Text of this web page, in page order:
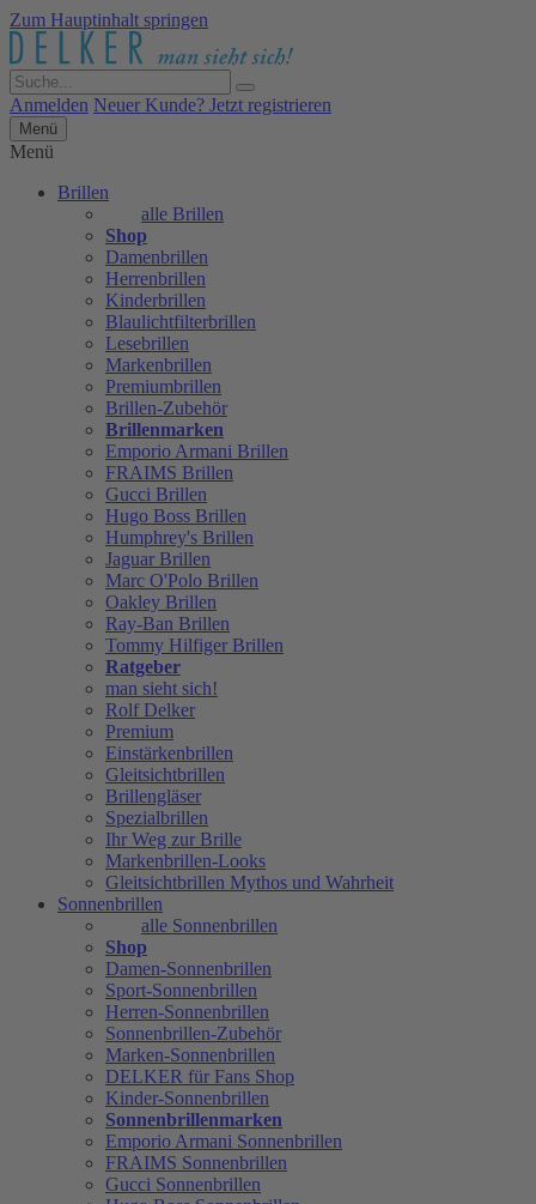
Zum Hauptinhalt springen
Anmelden Neuer Kunde? Jetzt registrieren
Menü
Menü
Brillen
alle Brillen
Shop
Damenbrillen
Herrenbrillen
Kinderbrillen
Blaulichtfilterbrillen
Lesebrillen
Markenbrillen
Premiumbrillen
Brillen-Zubehör
Brillenmarken
Emporio Armani Brillen
FRAIMS Brillen
Gucci Brillen
Hugo Boss Brillen
Humphrey's Brillen
Jaguar Brillen
Marc O'Polo Brillen
Oakley Brillen
Ray-Ban Brillen
Tommy Hilfiger Brillen
Ratgeber
man sieht sich!
Rolf Delker
Premium
Einstärkenbrillen
Gleitsichtbrillen
Brillengläser
Spezialbrillen
Ihr Weg zur Brille
Markenbrillen-Looks
Gleitsichtbrillen Mythos und Wahrheit
Sonnenbrillen
alle Sonnenbrillen
Shop
Damen-Sonnenbrillen
Sport-Sonnenbrillen
Herren-Sonnenbrillen
Sonnenbrillen-Zubehör
Marken-Sonnenbrillen
DELKER für Fans Shop
Kinder-Sonnenbrillen
Sonnenbrillenmarken
Emporio Armani Sonnenbrillen
FRAIMS Sonnenbrillen
Gucci Sonnenbrillen